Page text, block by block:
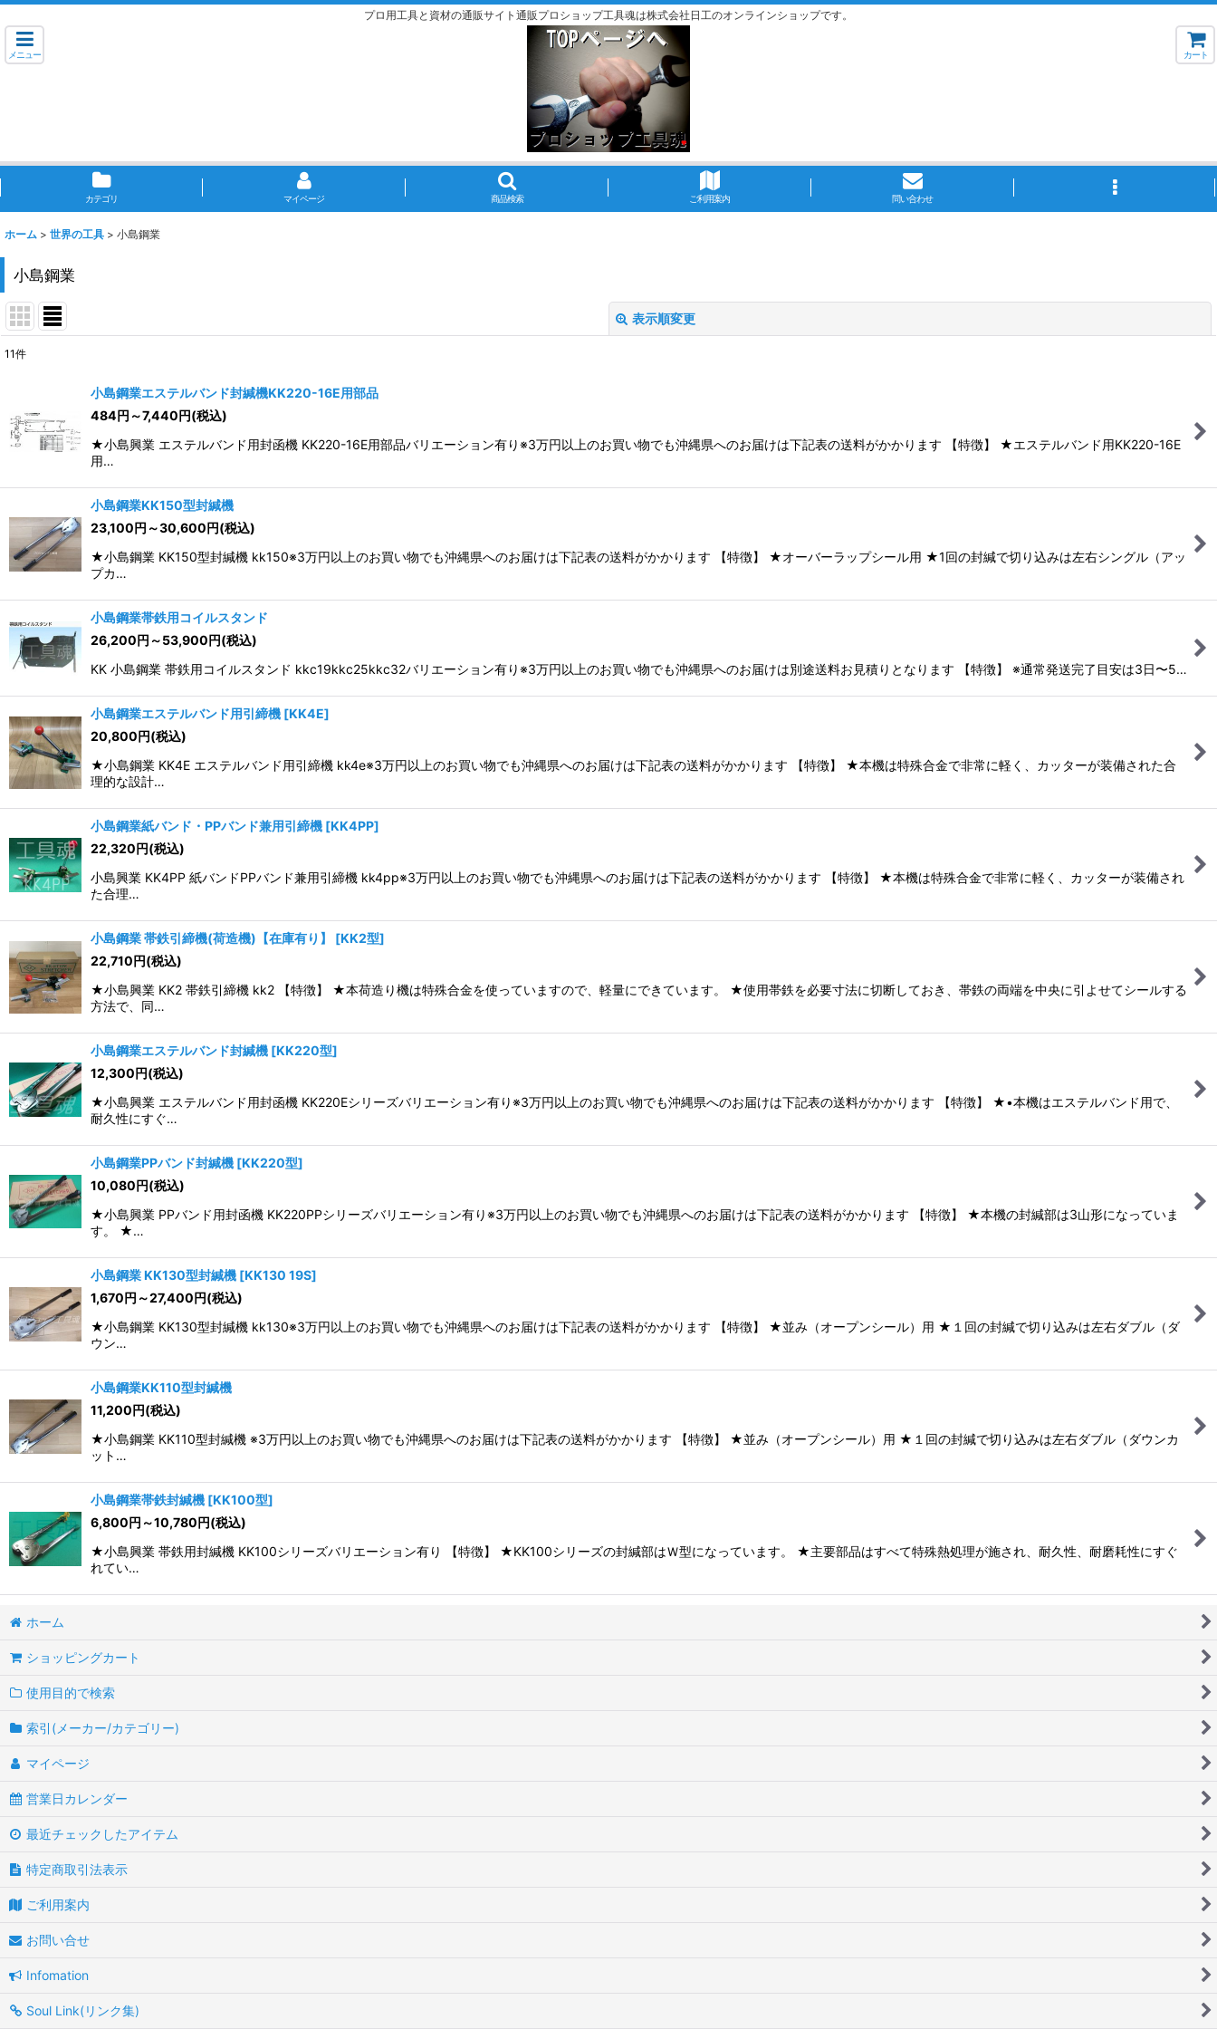
プロ用工具と資材の通販サイト通販プロショップ工具魂は株式会社日工のオンラインショップです。
メニュー カート
カテゴリ マイページ 商品検索 ご利用案内 問い合わせ
ホーム > 世界の工具 > 小島鋼業
小島鋼業
表示順変更
並び順:
11件
小島鋼業エステルバンド封緘機KK220-16E用部品
484円 ～7,440円(税込)
★小島興業 エステルバンド用封函機 KK220-16E用部品バリエーション有り※3万円以上のお買い物でも沖縄県へのお届けは下記表の送料がかかります 【特徴】 ★エステルバンド用KK220-16E
用…
小島鋼業KK150型封緘機
23,100円 ～30,600円(税込)
★小島鋼業 KK150型封緘機 kk150※3万円以上のお買い物でも沖縄県へのお届けは下記表の送料がかかります 【特徴】 ★オーバーラップシール用 ★1回の封緘で切り込みは左右シングル（アッ
プカ…
小島鋼業帯鉄用コイルスタンド
26,200円 ～53,900円(税込)
KK 小島鋼業 帯鉄用コイルスタンド kkc19kkc25kkc32バリエーション有り※3万円以上のお買い物でも沖縄県へのお届けは別途送料お見積りとなります 【特徴】 ※通常発送完了目安は3日〜5…
小島鋼業エステルバンド用引締機 [KK4E]
20,800円(税込)
★小島鋼業 KK4E エステルバンド用引締機 kk4e※3万円以上のお買い物でも沖縄県へのお届けは下記表の送料がかかります 【特徴】 ★本機は特殊合金で非常に軽く、カッターが装備された合
理的な設計…
小島鋼業紙バンド・PPバンド兼用引締機 [KK4PP]
22,320円(税込)
小島興業 KK4PP 紙バンドPPバンド兼用引締機 kk4pp※3万円以上のお買い物でも沖縄県へのお届けは下記表の送料がかかります 【特徴】 ★本機は特殊合金で非常に軽く、カッターが装備され
た合理…
小島鋼業 帯鉄引締機(荷造機)【在庫有り】 [KK2型]
22,710円(税込)
★小島興業 KK2 帯鉄引締機 kk2 【特徴】 ★本荷造り機は特殊合金を使っていますので、軽量にできています。 ★使用帯鉄を必要寸法に切断しておき、帯鉄の両端を中央に引よせてシールする
方法で、同…
小島鋼業エステルバンド封緘機 [KK220型]
12,300円(税込)
★小島興業 エステルバンド用封函機 KK220Eシリーズバリエーション有り※3万円以上のお買い物でも沖縄県へのお届けは下記表の送料がかかります 【特徴】 ★•本機はエステルバンド用で、
耐久性にすぐ…
小島鋼業PPバンド封緘機 [KK220型]
10,080円(税込)
★小島興業 PPバンド用封函機 KK220PPシリーズバリエーション有り※3万円以上のお買い物でも沖縄県へのお届けは下記表の送料がかかります 【特徴】 ★本機の封緘部は3山形になっていま
す。 ★…
小島鋼業 KK130型封緘機 [KK130 19S]
1,670円 ～27,400円(税込)
★小島鋼業 KK130型封緘機 kk130※3万円以上のお買い物でも沖縄県へのお届けは下記表の送料がかかります 【特徴】 ★並み（オープンシール）用 ★１回の封緘で切り込みは左右ダブル（ダ
ウン…
小島鋼業KK110型封緘機
11,200円(税込)
★小島鋼業 KK110型封緘機 ※3万円以上のお買い物でも沖縄県へのお届けは下記表の送料がかかります 【特徴】 ★並み（オープンシール）用 ★１回の封緘で切り込みは左右ダブル（ダウンカ
ット…
小島鋼業帯鉄封緘機 [KK100型]
6,800円 ～10,780円(税込)
★小島興業 帯鉄用封緘機 KK100シリーズバリエーション有り 【特徴】 ★KK100シリーズの封緘部はＷ型になっています。 ★主要部品はすべて特殊熱処理が施され、耐久性、耐磨耗性にすぐ
れてい…
ホーム
ショッピングカート
使用目的で検索
索引(メーカー/カテゴリー)
マイページ
営業日カレンダー
最近チェックしたアイテム
特定商取引法表示
ご利用案内
お問い合せ
Infomation
Soul Link(リンク集)